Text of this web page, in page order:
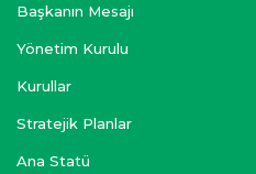
Başkanın Mesajı
Yönetim Kurulu
Kurullar
Stratejik Planlar
Ana Statü